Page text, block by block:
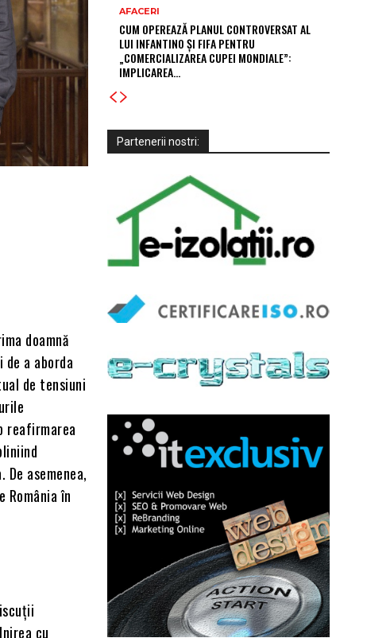
doamnă
a aborda
de tensiuni
reafirmarea
asemenea,
în
cu
AFACERI
CUM OPEREAZĂ PLANUL CONTROVERSAT AL
LUI INFANTINO ȘI FIFA PENTRU
„COMERCIALIZAREA CUPEI MONDIALE”:
IMPLICAREA…
Partenerii nostri: